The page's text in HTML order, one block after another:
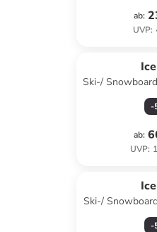
ab:
UVP:
Ski-/
-
ab:
UVP:
Ski-/
-